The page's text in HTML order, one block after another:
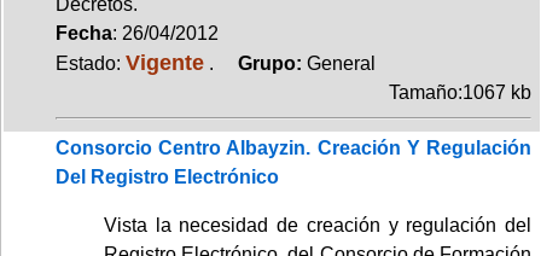
Fecha: 26/04/2012
Estado: Vigente . Grupo: General
Tamaño:1067 kb
Consorcio Centro Albayzin. Creación Y Regulación
Del Registro Electrónico
Vista la necesidad de creación y regulación del